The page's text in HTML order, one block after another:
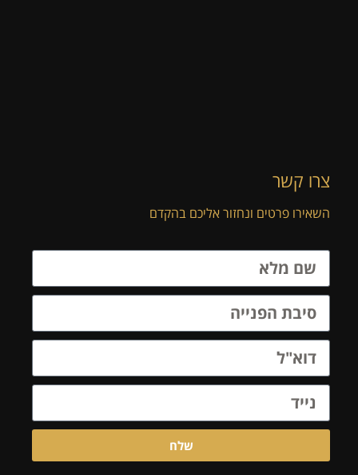
צרו קשר
השאירו פרטים ונחזור אליכם בהקדם
שלח